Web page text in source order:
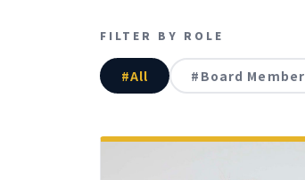
FILTER BY ROLE
#All #Board Member